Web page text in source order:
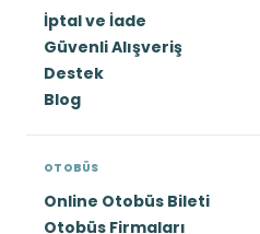
İptal ve İade
Güvenli Alışveriş
Destek
Blog
OTOBÜS
Online Otobüs Bileti
Otobüs Firmaları